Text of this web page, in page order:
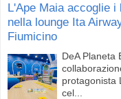
L'Ape Maia accoglie i
nella lounge Ita
Fiumicino
DeA Planeta
protagonista
cel...